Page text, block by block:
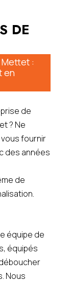
DE
:
en
de
? Ne
fournir
des années
de
équipe de
équipés
Nous